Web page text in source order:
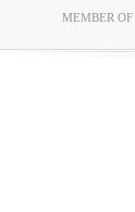
MEMBER OF